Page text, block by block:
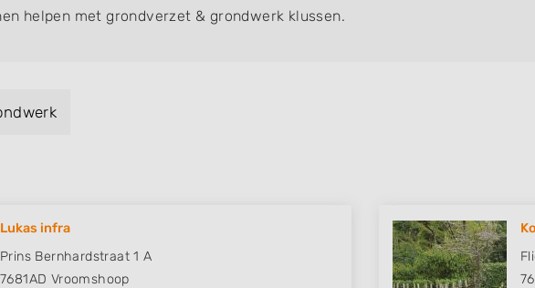
helpen met grondverzet & grondwerk klussen.
Lukas infra
Prins Bernhardstraat 1 A
7681AD Vroomshoop